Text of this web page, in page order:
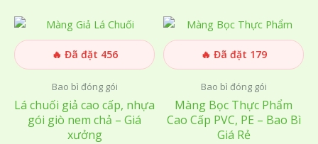
🔥 Đã đặt 456
Bao bì đóng gói
Lá chuối giả cao cấp, nhựa
gói giò nem chả – Giá
xưởng
🔥 Đã đặt 179
Bao bì đóng gói
Màng Bọc Thực Phẩm
Cao Cấp PVC, PE – Bao Bì
Giá Rẻ